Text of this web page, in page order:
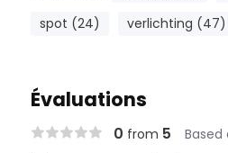
spot (24)
verlichting (47)
Évaluations
0 from 5 Based